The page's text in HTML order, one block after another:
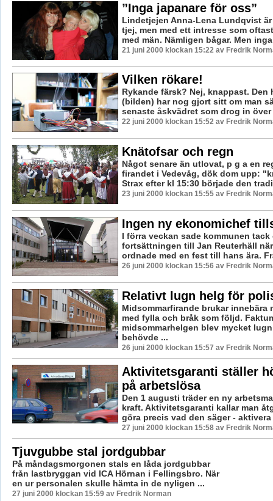
”Inga japanare för oss”
Lindetjejen Anna-Lena Lundqvist
tjej, men med ett intresse som
med män. Nämligen bågar. Men
21 juni 2000 klockan 15:22 av Fredrik
Vilken rökare!
Rykande färsk? Nej, knappast. Den
(bilden) har nog gjort sitt om man
senaste åskvädret som drog in
22 juni 2000 klockan 15:52 av Fredrik
Knätofsar och regn
Något senare än utlovat, p g a en
firandet i Vedevåg, dök dom upp:
Strax efter kl 15:30 började den
23 juni 2000 klockan 15:55 av Fredrik
Ingen ny ekonomichef
I förra veckan sade kommunen
fortsättningen till Jan Reuterhäll
ordnade med en fest till hans ära.
26 juni 2000 klockan 15:56 av Fredrik
Relativt lugn helg för
Midsommarfirande brukar innebära
med fylla och bråk som följd.
midsommarhelgen blev mycket
behövde ...
26 juni 2000 klockan 15:57 av Fredrik
Aktivitetsgaranti ställer
på arbetslösa
Den 1 augusti träder en ny
kraft. Aktivitetsgaranti kallar man
göra precis vad den säger - aktivera
27 juni 2000 klockan 15:58 av Fredrik
Tjuvgubbe stal jordgubbar
På måndagsmorgonen stals en låda jordgubbar
från lastbryggan vid ICA Hörnan i Fellingsbro. När
en ur personalen skulle hämta in de nyligen ...
27 juni 2000 klockan 15:59 av Fredrik Norman